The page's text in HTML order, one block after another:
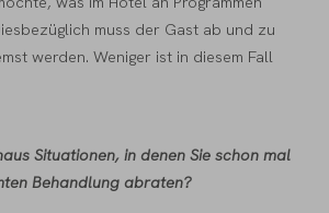
muss der Gast ab und zu
werden. Weniger ist in diesem Fall
Situationen, in denen Sie schon mal
Behandlung abraten?